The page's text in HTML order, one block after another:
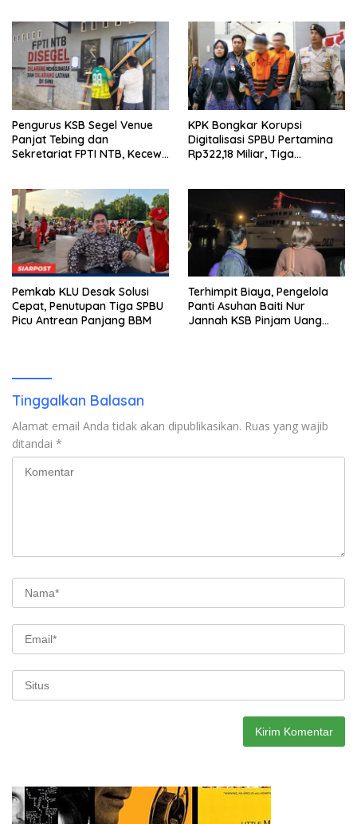
Pengurus KSB Segel Venue
Panjat Tebing dan
Sekretariat FPTI NTB, Kecewa
KPK Bongkar Korupsi
Digitalisasi SPBU Pertamina
Rp322,18 Miliar, Tiga
Pemkab KLU Desak Solusi
Cepat, Penutupan Tiga SPBU
Picu Antrean Panjang BBM
Terhimpit Biaya, Pengelola
Panti Asuhan Baiti Nur
Jannah KSB Pinjam Uang
Tinggalkan Balasan
Alamat email Anda tidak akan dipublikasikan. Ruas yang wajib
ditandai *